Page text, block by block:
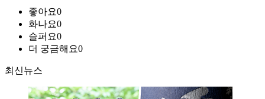
좋아요0
화나요0
슬퍼요0
더 궁금해요0
최신뉴스